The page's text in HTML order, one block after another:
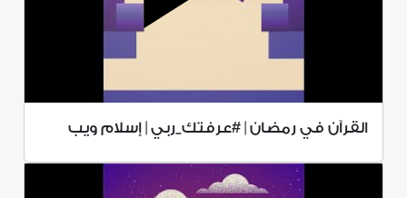
القرآن في رمضان | #عرفتك_ربي | إسلام ويب